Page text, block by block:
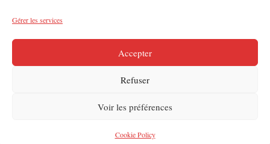
Gérer les services
Accepter
Refuser
Voir les préférences
Cookie Policy
Copyright © 2024 DYNAM | Votre agence de marketing
événementiel en Suisse